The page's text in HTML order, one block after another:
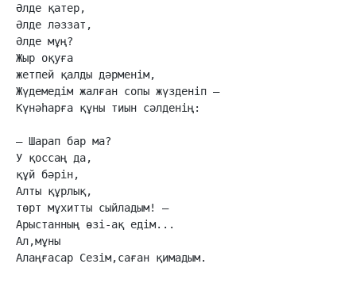
Әлде қатер,
Әлде ләззат,
Әлде мұң?
Жыр оқуға
жетпей қалды дәрменім,
Жүдемедім жалған сопы жүзденіп –
Күнәһарға құны тиын сәлденің:
– Шарап бар ма?
У қоссаң да,
құй бәрін,
Алты құрлық,
төрт мұхитты сыйладым! –
Арыстанның өзі-ақ едім...
Ал,мұны
Алаңғасар Сезім,саған қимадым.